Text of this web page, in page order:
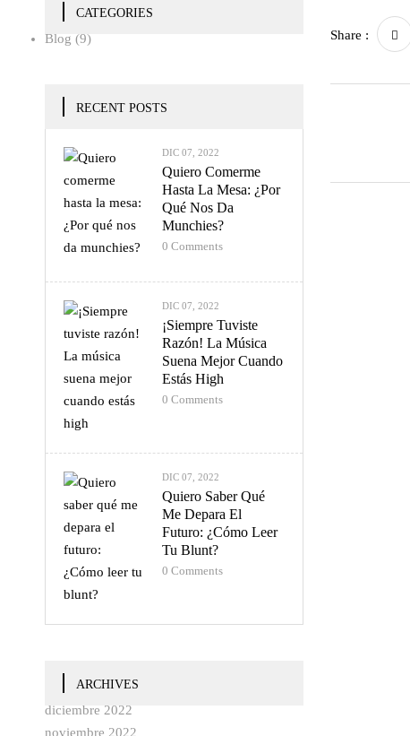
CATEGORIES
Blog (9)
RECENT POSTS
DIC 07, 2022
Quiero Comerme
Hasta La Mesa: ¿Por
Qué Nos Da
Munchies?
0 Comments
DIC 07, 2022
¡Siempre Tuviste
Razón! La Música
Suena Mejor Cuando
Estás High
0 Comments
DIC 07, 2022
Quiero Saber Qué
Me Depara El
Futuro: ¿Cómo Leer
Tu Blunt?
0 Comments
ARCHIVES
diciembre 2022
noviembre 2022
Share :